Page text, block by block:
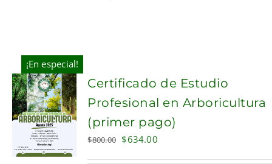
¡En especial!
ADD TO
CART
Certificado de Estudio
Profesional en Arboricultura
(primer pago)
$800.00 Original
$634.00Current